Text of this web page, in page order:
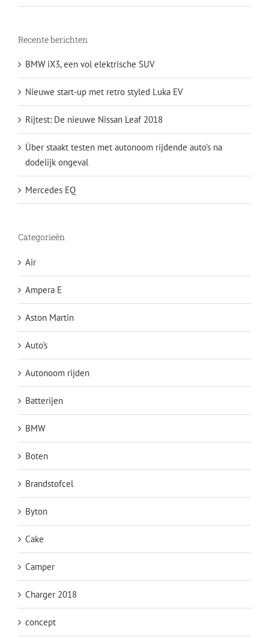
Recente berichten
BMW iX3, een vol elektrische SUV
Nieuwe start-up met retro styled Luka EV
Rijtest: De nieuwe Nissan Leaf 2018
Über staakt testen met autonoom rijdende auto’s na
dodelijk ongeval
Mercedes EQ
Categorieën
Air
Ampera E
Aston Martin
Auto's
Autonoom rijden
Batterijen
BMW
Boten
Brandstofcel
Byton
Cake
Camper
Charger 2018
concept